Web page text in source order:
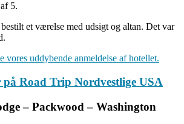
5.
et værelse med udsigt og altan. Det var
vores uddybende anmeldelse af hotellet.
– Packwood – Washington